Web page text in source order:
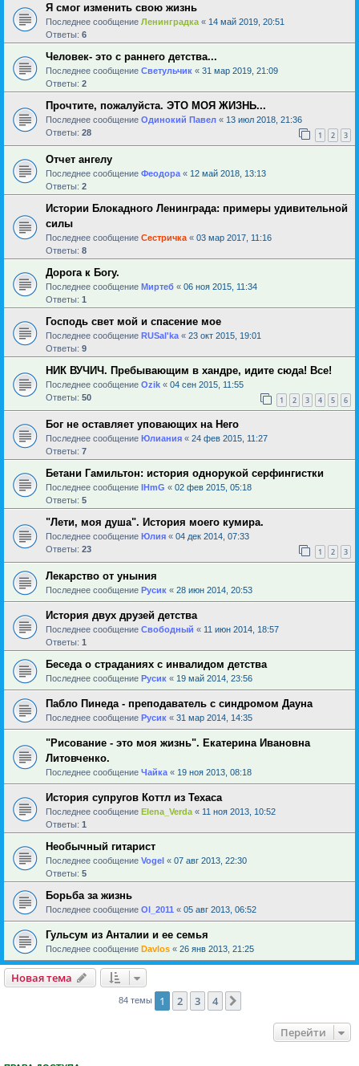
Я смог изменить свою жизнь
Последнее сообщение Ленинградка « 14 май 2019, 20:51
Ответы: 6
Человек- это с раннего детства...
Последнее сообщение Светульчик « 31 мар 2019, 21:09
Ответы: 2
Прочтите, пожалуйста. ЭТО МОЯ ЖИЗНЬ...
Последнее сообщение Одинокий Павел « 13 июл 2018, 21:36
Ответы: 28 1 2 3
Отчет ангелу
Последнее сообщение Феодора « 12 май 2018, 13:13
Ответы: 2
Истории Блокадного Ленинграда: примеры удивительной
силы
Последнее сообщение Сестричка « 03 мар 2017, 11:16
Ответы: 8
Дорога к Богу.
Последнее сообщение Миртеб « 06 ноя 2015, 11:34
Ответы: 1
Господь свет мой и спасение мое
Последнее сообщение RUSal'ka « 23 окт 2015, 19:01
Ответы: 9
НИК ВУЧИЧ. Пребывающим в хандре, идите сюда! Все!
Последнее сообщение Ozik « 04 сен 2015, 11:55
Ответы: 50 1 2 3 4 5 6
Бог не оставляет уповающих на Него
Последнее сообщение Юлиания « 24 фев 2015, 11:27
Ответы: 7
Бетани Гамильтон: история однорукой серфингистки
Последнее сообщение IHmG « 02 фев 2015, 05:18
Ответы: 5
"Лети, моя душа". История моего кумира.
Последнее сообщение Юлия « 04 дек 2014, 07:33
Ответы: 23 1 2 3
Лекарство от уныния
Последнее сообщение Русик « 28 июн 2014, 20:53
История двух друзей детства
Последнее сообщение Свободный « 11 июн 2014, 18:57
Ответы: 1
Беседа о страданиях с инвалидом детства
Последнее сообщение Русик « 19 май 2014, 23:56
Пабло Пинеда - преподаватель с синдромом Дауна
Последнее сообщение Русик « 31 мар 2014, 14:35
"Рисование - это моя жизнь". Екатерина Ивановна
Литовченко.
Последнее сообщение Чайка « 19 ноя 2013, 08:18
История супругов Коттл из Техаса
Последнее сообщение Elena_Verda « 11 ноя 2013, 10:52
Ответы: 1
Необычный гитарист
Последнее сообщение Vogel « 07 авг 2013, 22:30
Ответы: 5
Борьба за жизнь
Последнее сообщение Ol_2011 « 05 авг 2013, 06:52
Гульсум из Анталии и ее семья
Последнее сообщение Davlos « 26 янв 2013, 21:25
Новая тема
84 темы 1 2 3 4
Перейти